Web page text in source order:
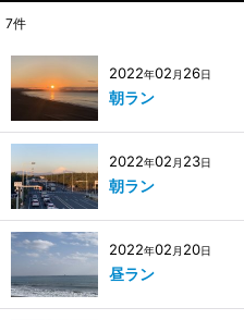
7件
2022年02 月 26日
朝ラン
2022年02 月 23日
朝ラン
2022年02 月 20日
昼ラン